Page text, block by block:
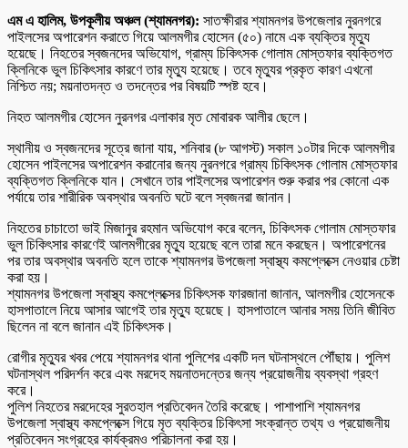
এম এ হালিম, উপকূলীয় অঞ্চল (শ্যামনগর): সাতক্ষীরার শ্যামনগর উপজেলার নুরনগরে
পাইলসের অপারেশন করাতে গিয়ে আলমগীর হোসেন (৫০) নামে এক ব্যক্তির মৃত্যু
হয়েছে। নিহতের স্বজনদের অভিযোগ, গ্রাম্য চিকিৎসক গোলাম মোস্তফার ব্যক্তিগত
ক্লিনিকে ভুল চিকিৎসার কারণে তার মৃত্যু হয়েছে। তবে মৃত্যুর প্রকৃত কারণ এখনো
নিশ্চিত নয়; ময়নাতদন্ত ও তদন্তের পর বিষয়টি স্পষ্ট হবে।
নিহত আলমগীর হোসেন নুরনগর এলাকার মৃত মোবারক আলীর ছেলে।
স্থানীয় ও স্বজনদের সূত্রে জানা যায়, শনিবার (৮ আগস্ট) সকাল ১০টার দিকে আলমগীর
হোসেন পাইলসের অপারেশন করানোর জন্য নুরনগরে গ্রাম্য চিকিৎসক গোলাম মোস্তফার
ব্যক্তিগত ক্লিনিকে যান। সেখানে তার পাইলসের অপারেশন শুরু করার পর কোনো এক
পর্যায়ে তার শারীরিক অবস্থার অবনতি ঘটে বলে স্বজনরা জানান।
নিহতের চাচাতো ভাই মিজানুর রহমান অভিযোগ করে বলেন, চিকিৎসক গোলাম মোস্তফার
ভুল চিকিৎসার কারণেই আলমগীরের মৃত্যু হয়েছে বলে তারা মনে করছেন। অপারেশনের
পর তার অবস্থার অবনতি হলে তাকে শ্যামনগর উপজেলা স্বাস্থ্য কমপ্লেক্সে নেওয়ার চেষ্টা
করা হয়।
শ্যামনগর উপজেলা স্বাস্থ্য কমপ্লেক্সের চিকিৎসক ফারজানা জানান, আলমগীর হোসেনকে
হাসপাতালে নিয়ে আসার আগেই তার মৃত্যু হয়েছে। হাসপাতালে আনার সময় তিনি জীবিত
ছিলেন না বলে জানান এই চিকিৎসক।
রোগীর মৃত্যুর খবর পেয়ে শ্যামনগর থানা পুলিশের একটি দল ঘটনাস্থলে পৌঁছায়। পুলিশ
ঘটনাস্থল পরিদর্শন করে এবং মরদেহ ময়নাতদন্তের জন্য প্রয়োজনীয় ব্যবস্থা গ্রহণ
করে।
পুলিশ নিহতের মরদেহের সুরতহাল প্রতিবেদন তৈরি করেছে। পাশাপাশি শ্যামনগর
উপজেলা স্বাস্থ্য কমপ্লেক্সে গিয়ে মৃত ব্যক্তির চিকিৎসা সংক্রান্ত তথ্য ও প্রয়োজনীয়
প্রতিবেদন সংগ্রহের কার্যক্রমও পরিচালনা করা হয়।